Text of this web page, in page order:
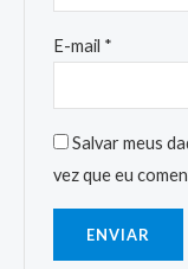
E-mail *
Salvar meus
vez que eu